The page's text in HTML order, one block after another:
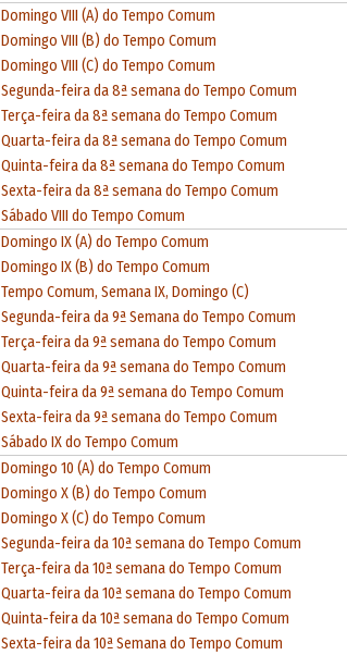
Domingo VIII (A) do Tempo Comum
Domingo VIII (B) do Tempo Comum
Domingo VIII (C) do Tempo Comum
Segunda-feira da 8ª semana do Tempo Comum
Terça-feira da 8ª semana do Tempo Comum
Quarta-feira da 8ª semana do Tempo Comum
Quinta-feira da 8ª semana do Tempo Comum
Sexta-feira da 8ª semana do Tempo Comum
Sábado VIII do Tempo Comum
Domingo IX (A) do Tempo Comum
Domingo IX (B) do Tempo Comum
Tempo Comum, Semana IX, Domingo (C)
Segunda-feira da 9ª Semana do Tempo Comum
Terça-feira da 9ª semana do Tempo Comum
Quarta-feira da 9ª semana do Tempo Comum
Quinta-feira da 9ª semana do Tempo Comum
Sexta-feira da 9ª semana do Tempo Comum
Sábado IX do Tempo Comum
Domingo 10 (A) do Tempo Comum
Domingo X (B) do Tempo Comum
Domingo X (C) do Tempo Comum
Segunda-feira da 10ª semana do Tempo Comum
Terça-feira da 10ª semana do Tempo Comum
Quarta-feira da 10ª semana do Tempo Comum
Quinta-feira da 10ª semana do Tempo Comum
Sexta-feira da 10ª Semana do Tempo Comum